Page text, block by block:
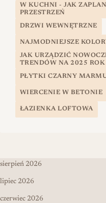
W KUCHNI - JAK
PRZESTRZEŃ
DRZWI WEWNĘTRZNE
NAJMODNIEJSZE
JAK URZĄDZIĆ
TRENDÓW NA 2025 ROK
PŁYTKI CZARNY
WIERCENIE W BETONIE
ŁAZIENKA LOFTOWA
sierpień 2026
lipiec 2026
czerwiec 2026